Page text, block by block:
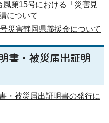
風第15号における「災害見
について
災害静岡県義援金について
書・被災届出証明
・被災届出証明書の発行に